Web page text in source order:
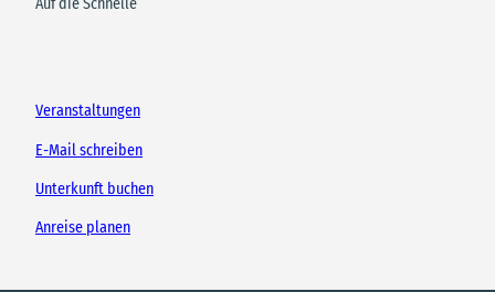
Auf die Schnelle
Veranstaltungen
E-Mail schreiben
Unterkunft buchen
Anreise planen